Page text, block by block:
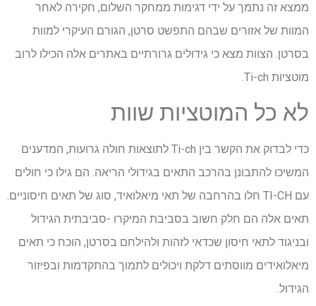
ממצא זה נתמך על ידי דגימות ממחקר השלום, חקירה לאחר
המוות של אזורים שבהם התפשט סרטן, הגורם העיקרי למוות
בסרטן. הצוות מצא כי גידולים גרורתיים באתרים אלה הכילו לרוב
מוטציות Ti-ch.
לא כל המוטציות שוות
כדי לבדוק את הקשר בין Ti-ch לתוצאות חולה גרועות, המדענים
המשיכו להתבונן בהרכב התאים בגידולי הריאה. הם גילו כי חולים
עם TI-CH חלו בהרחבה של תאי מיאלואיד, סוג של תאים חיסוניים.
תאים אלה הם חלק חשוב בסביבת המיקרו -סביבתית הגידול
ובניגוד לתאי חיסון שכדאי לזהות ולהילחם בסרטן, הוכח כי תאים
מיאלואידים מווסתים דלקת ויכולים לתמוך בהתקדמות ובפיזור
הגידול.